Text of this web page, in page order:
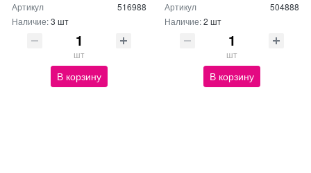
Артикул
516988
Наличие:3 шт
шт
В корзину
Артикул
504888
Наличие:2 шт
шт
В корзину